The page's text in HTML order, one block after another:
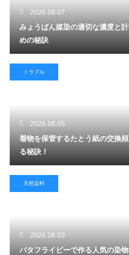
2026.08.07
みょうばん媒染の適切な濃度と
めの秘訣
トラブル
2026.08.05
着物を保管するたとう紙の交換
る秘訣！
天然染料
2026.08.03
バタフライピーで作る人気の染